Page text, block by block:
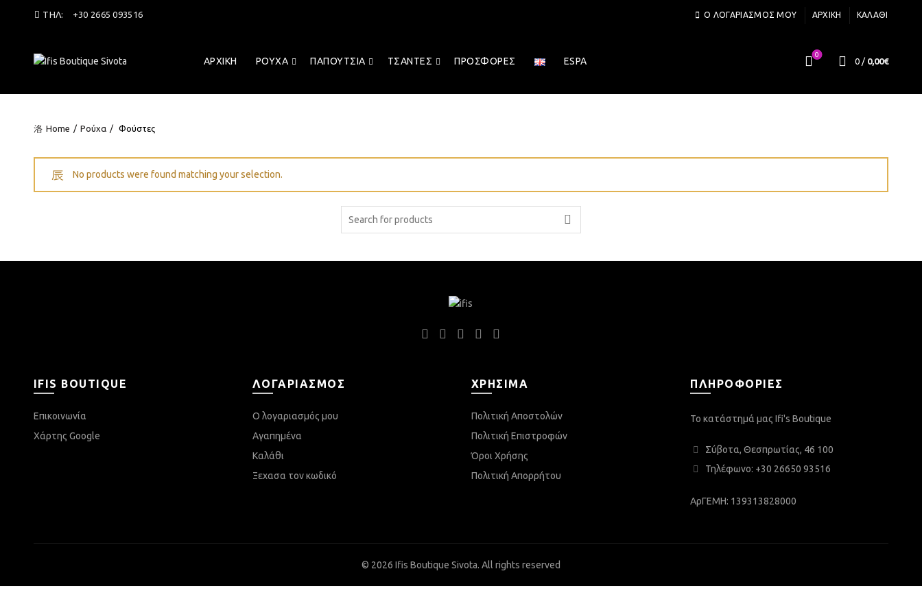
ΤΗΛ: +30 2665 093516 Ο ΛΟΓΑΡΙΑΣΜΌΣ ΜΟΥ ΑΡΧΙΚΉ ΚΑΛΆΘΙ
ΑΡΧΙΚΉ ΡΟΎΧΑ ΠΑΠΟΎΤΣΙΑ ΤΣΆΝΤΕΣ ΠΡΟΣΦΟΡΈΣ ESPA
0
0 / 0,00€
Home Ρούχα Φούστες
No products were found matching your selection.
IFIS BOUTIQUE
Επικοινωνία
Χάρτης Google
ΛΟΓΑΡΙΑΣΜΌΣ
Ο λογαριασμός μου
Αγαπημένα
Καλάθι
Ξεχασα τον κωδικό
ΧΡΉΣΙΜΑ
Πολιτική Αποστολών
Πολιτική Επιστροφών
Όροι Χρήσης
Πολιτική Απορρήτου
ΠΛΗΡΟΦΟΡΊΕΣ
Το κατάστημά μας Ifi's Boutique
Σύβοτα, Θεσπρωτίας, 46 100
Τηλέφωνο: +30 26650 93516
ΑρΓΕΜΗ: 139313828000
© 2026 Ifis Boutique Sivota. All rights reserved